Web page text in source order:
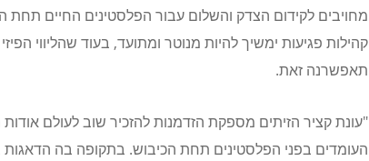
מחויבים לקידום הצדק והשלום עבור הפלסטינים החיים
קהילות פגיעות ימשיך להיות מנוטר ומתועד, בעוד שהליווי
תאפשרנה זאת.
"עונת קציר הזיתים מספקת הזדמנות להזכיר שוב לעולם
העומדים בפני הפלסטינים תחת הכיבוש. בתקופה בה הדאגות